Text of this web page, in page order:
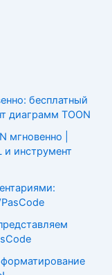
бесплатный
диаграмм TOON
мгновенно |
и инструмент